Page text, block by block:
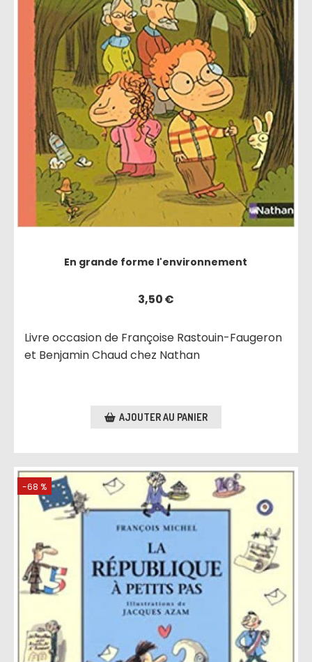
En grande forme l'environnement
3,50€
Livre occasion de Françoise Rastouin-Faugeron
et Benjamin Chaud chez Nathan
AJOUTER AU PANIER
-68 %